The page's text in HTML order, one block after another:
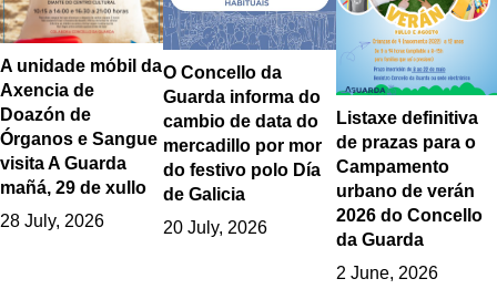
A unidade móbil da
Axencia de
Doazón de
Órganos e Sangue
visita A Guarda
mañá, 29 de xullo
28 July, 2026
O Concello da
Guarda informa do
cambio de data do
mercadillo por mor
do festivo polo Día
de Galicia
20 July, 2026
Listaxe definitiva
de prazas para o
Campamento
urbano de verán
2026 do Concello
da Guarda
2 June, 2026